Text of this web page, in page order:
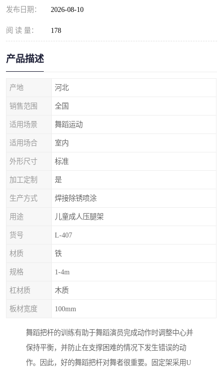
发布日期： 2026-08-10
阅 读 量： 178
产品描述
产地 河北
销售范围 全国
适用场景 舞蹈运动
适用场合 室内
外形尺寸 标准
加工定制 是
生产方式 焊接除锈喷涂
用途 儿童成人压腿架
货号 L-407
材质 铁
规格 1-4m
杠材质 木质
板材宽度 100mm
舞蹈把杆的训练有助于舞蹈演员完成动作时调整中心并
保持平衡，并防止在支撑困难的情况下发生错误的动
作。因此，好的舞蹈把杆对舞者很重要。固定架采用U